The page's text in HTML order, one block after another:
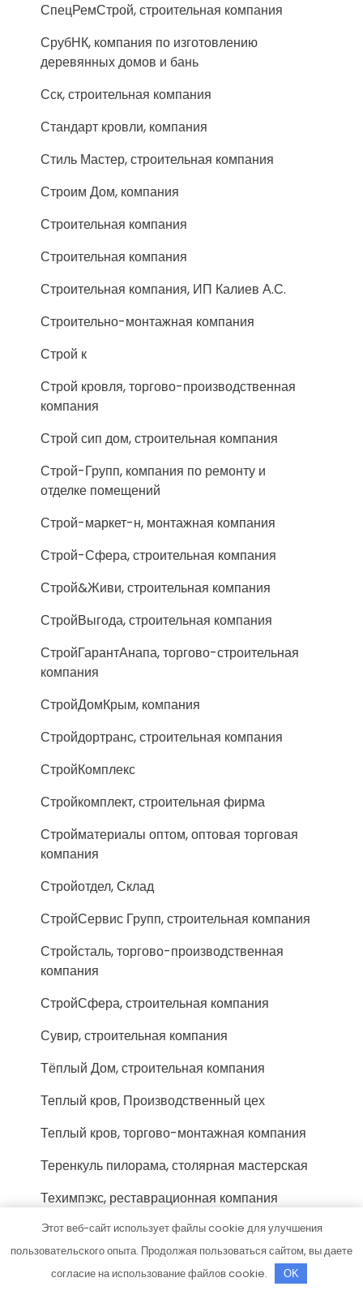
СпецРемСтрой, строительная компания
СрубНК, компания по изготовлению
деревянных домов и бань
Сск, строительная компания
Стандарт кровли, компания
Стиль Мастер, строительная компания
Строим Дом, компания
Строительная компания
Строительная компания
Строительная компания, ИП Калиев А.С.
Строительно-монтажная компания
Строй к
Строй кровля, торгово-производственная
компания
Строй сип дом, строительная компания
Строй-Групп, компания по ремонту и
отделке помещений
Строй-маркет-н, монтажная компания
Строй-Сфера, строительная компания
Строй&Живи, строительная компания
СтройВыгода, строительная компания
СтройГарантАнапа, торгово-строительная
компания
СтройДомКрым, компания
Стройдортранс, строительная компания
СтройКомплекс
Стройкомплект, строительная фирма
Стройматериалы оптом, оптовая торговая
компания
Стройотдел, Склад
СтройСервис Групп, строительная компания
Стройсталь, торгово-производственная
компания
СтройСфера, строительная компания
Сувир, строительная компания
Тёплый Дом, строительная компания
Теплый кров, Производственный цех
Теплый кров, торгово-монтажная компания
Теренкуль пилорама, столярная мастерская
Техимпэкс, реставрационная компания
ТехноДом, торгово-строительная компания
ТехноРЕГИОН, офис продаж
Этот веб-сайт использует файлы cookie для улучшения
пользовательского опыта. Продолжая пользоваться сайтом, вы даете
согласие на использование файлов cookie.
OK